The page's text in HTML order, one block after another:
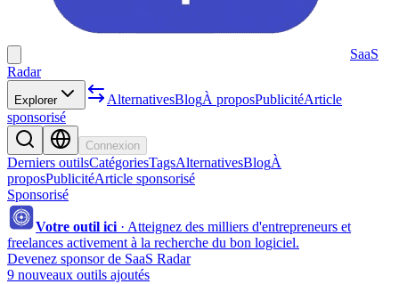
SaaS
Radar
Explorer AlternativesBlogÀ proposPublicitéArticle
sponsorisé
Connexion
Derniers outilsCatégoriesTagsAlternativesBlogÀ
proposPublicitéArticle sponsorisé
Sponsorisé
Votre outil ici · Atteignez des milliers d'entrepreneurs et
freelances activement à la recherche du bon logiciel.
Devenez sponsor de SaaS Radar
9 nouveaux outils ajoutés